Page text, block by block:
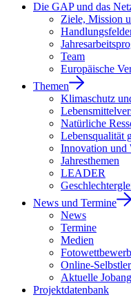
Die GAP und das
Ziele, Mission
Team
Europäische
Themen
Klimaschutz
Natürliche
Lebensqualität
Innovation und
Jahresthemen
LEADER
News und Termine
News
Termine
Medien
Fotowettbewerb
Online-
Aktuelle
Projektdatenbank